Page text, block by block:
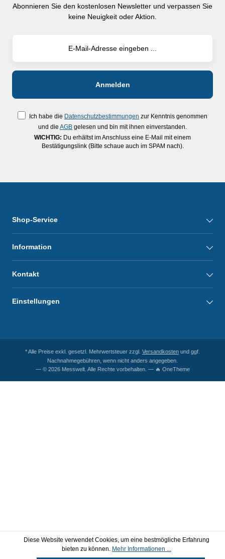
Abonnieren Sie den kostenlosen Newsletter und verpassen Sie
keine Neuigkeit oder Aktion.
Ich habe die Datenschutzbestimmungen zur Kenntnis genommen
und die AGB gelesen und bin mit ihnen einverstanden.
WICHTIG: Du erhältst im Anschluss eine E-Mail mit einem
Bestätigungslink (Bitte schaue auch im SPAM nach).
Shop-Service
Information
Kontakt
Einstellungen
* Alle Preise exkl. gesetzl. Mehrwertsteuer zzgl. Versandkosten und ggf.
Nachnahmegebühren, wenn nicht anders angegeben.
— © 2026 Messwelt. Alle Rechte vorbehalten. — 🔥 OneTheme
Diese Website verwendet Cookies, um eine bestmögliche Erfahrung
bieten zu können. Mehr Informationen ...